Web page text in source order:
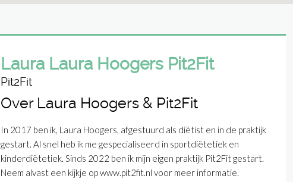
Laura Laura Hoogers Pit2Fit
Pit2Fit
Over Laura Hoogers & Pit2Fit
In 2017 ben ik, Laura Hoogers, afgestuurd als diëtist en in de praktijk
gestart. Al snel heb ik me gespecialiseerd in sportdiëtetiek en
kinderdiëtetiek. Sinds 2022 ben ik mijn eigen praktijk Pit2Fit gestart.
Neem alvast een kijkje op www.pit2fit.nl voor meer informatie.